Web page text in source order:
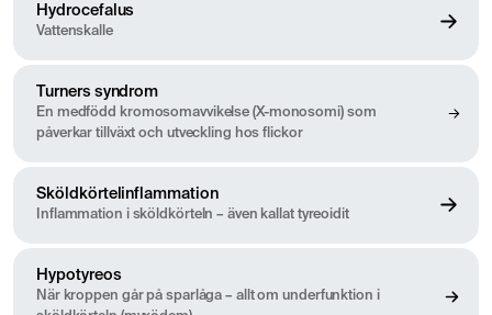
Hydrocefalus
Vattenskalle
Turners syndrom
En medfödd kromosomavvikelse (X-monosomi) som
påverkar tillväxt och utveckling hos flickor
Sköldkörtelinflammation
Inflammation i sköldkörteln – även kallat tyreoidit
Hypotyreos
När kroppen går på sparlåga – allt om underfunktion i